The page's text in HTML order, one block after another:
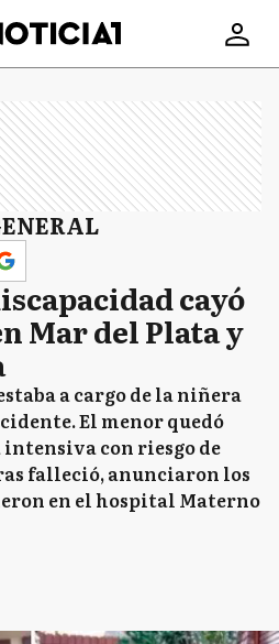
cayó
Mar del Plata y
a cargo de la niñera
El menor quedó
con riesgo de
falleció, anunciaron los
en el hospital Materno